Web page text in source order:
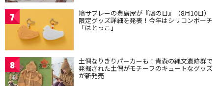
7 鳩サブレーの豊島屋が『鳩の日』（8月10日）
限定グッズ詳細を発表！今年はシリコンポーチ
「はとっこ」
8 土偶なりきりパーカーも！青森の縄文遺跡群で
発掘された土偶がモチーフのキュートなグッズ
が新発売